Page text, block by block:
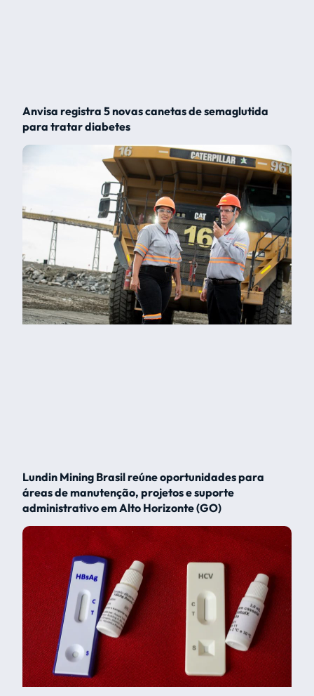
Anvisa registra 5 novas canetas de semaglutida
para tratar diabetes
Lundin Mining Brasil reúne oportunidades para
áreas de manutenção, projetos e suporte
administrativo em Alto Horizonte (GO)